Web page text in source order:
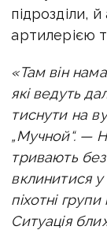
підрозділи,
артилерією
«Там він
які ведуть
тиснути на
„Мучной“. —
тривають
вклинитися
піхотні
Ситуація